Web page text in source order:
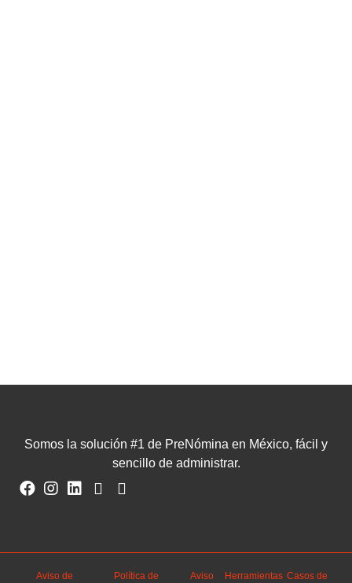
Somos la solución #1 de PreNómina en México, fácil y
sencillo de administrar.
Aviso de
Política de
Aviso
Herramientas Casos de